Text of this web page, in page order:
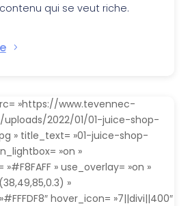
qui se veut riche.
»https://www.tevennec-
2022/01/01-juice-shop-
» title_text= »01-juice-shop-
»on »
» use_overlay= »on »
»
hover_icon= »7||divi||400″